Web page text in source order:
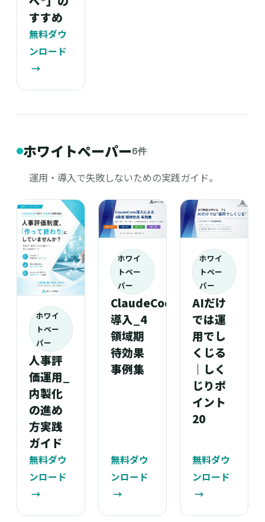
すすめ
無料ダウ
ンロード
→
ホワイトペーパー6件
運用・導入で失敗しないための実践ガイド。
ホワイ
トペー
パー
人事評
価運用_
内製化
の進め
方実践
ガイド
無料ダウ
ンロード
→
ホワイ
トペー
パー
ClaudeCode
導入_4
領域期
待効果
事例集
無料ダウ
ンロード
→
ホワイ
トペー
パー
AIだけ
では運
用でし
くじる
｜しく
じりポ
イント
20
無料ダウ
ンロード
→